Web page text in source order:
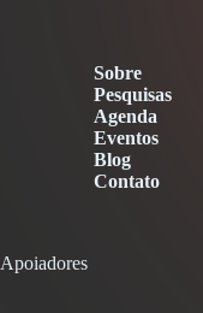
Sobre
Pesquisas
Agenda
Eventos
Blog
Contato
Apoiadores